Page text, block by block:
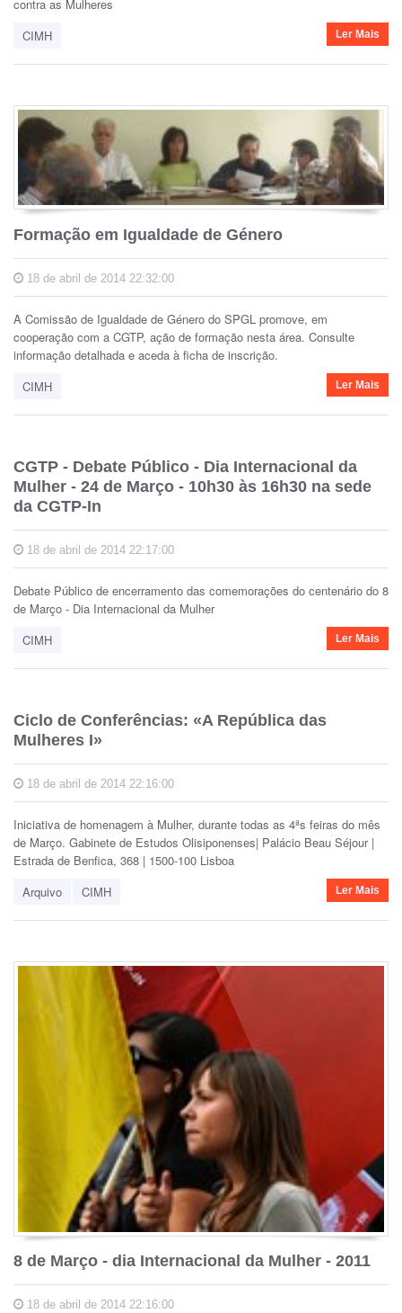
contra as Mulheres
CIMH
Ler Mais
Formação em Igualdade de Género
18 de abril de 2014 22:32:00
A Comissão de Igualdade de Género do SPGL promove, em
cooperação com a CGTP, ação de formação nesta área. Consulte
informação detalhada e aceda à ficha de inscrição.
CIMH
Ler Mais
CGTP - Debate Público - Dia Internacional da
Mulher - 24 de Março - 10h30 às 16h30 na sede
da CGTP-In
18 de abril de 2014 22:17:00
Debate Público de encerramento das comemorações do centenário do 8
de Março - Dia Internacional da Mulher
CIMH
Ler Mais
Ciclo de Conferências: «A República das
Mulheres I»
18 de abril de 2014 22:16:00
Iniciativa de homenagem à Mulher, durante todas as 4ªs feiras do mês
de Março. Gabinete de Estudos Olisiponenses| Palácio Beau Séjour |
Estrada de Benfica, 368 | 1500-100 Lisboa
Arquivo
CIMH Ler Mais
8 de Março - dia Internacional da Mulher - 2011
18 de abril de 2014 22:16:00